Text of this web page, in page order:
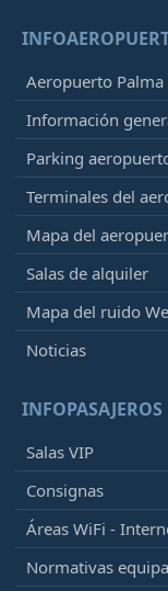
Aeropuerto
Información
Parking
Terminales del
Mapa del
Salas de alquiler
Mapa del ruido
Noticias
INFOPASAJEROS
Salas VIP
Consignas
Áreas WiFi -
Normativas